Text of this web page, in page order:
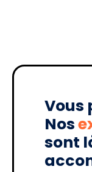
Vous
Nos
sont